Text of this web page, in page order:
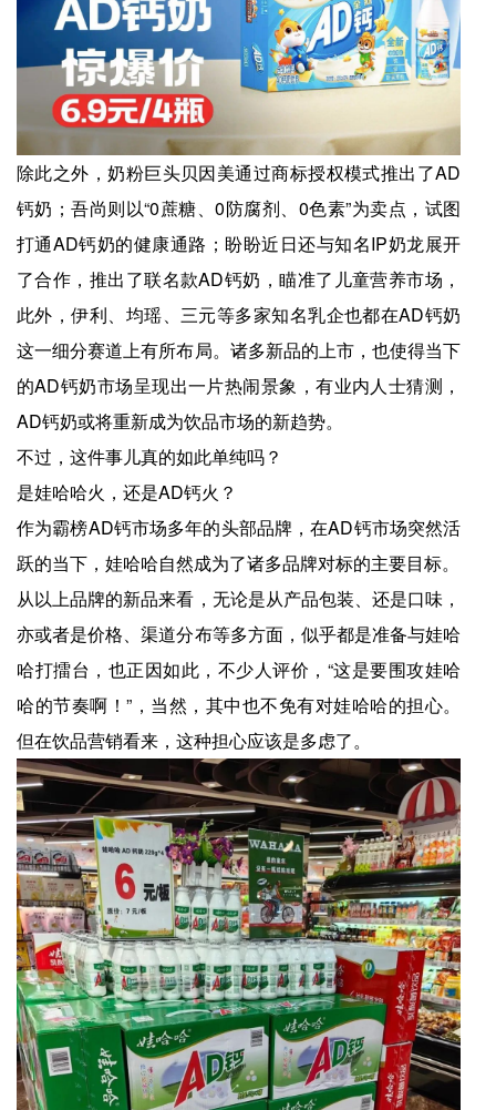
除此之外，奶粉巨头贝因美通过商标授权模式推出了AD
钙奶；吾尚则以“0蔗糖、0防腐剂、0色素”为卖点，试图
打通AD钙奶的健康通路；盼盼近日还与知名IP奶龙展开
了合作，推出了联名款AD钙奶，瞄准了儿童营养市场，
此外，伊利、均瑶、三元等多家知名乳企也都在AD钙奶
这一细分赛道上有所布局。诸多新品的上市，也使得当下
的AD钙奶市场呈现出一片热闹景象，有业内人士猜测，
AD钙奶或将重新成为饮品市场的新趋势。
不过，这件事儿真的如此单纯吗？
是娃哈哈火，还是AD钙火？
作为霸榜AD钙市场多年的头部品牌，在AD钙市场突然活
跃的当下，娃哈哈自然成为了诸多品牌对标的主要目标。
从以上品牌的新品来看，无论是从产品包装、还是口味，
亦或者是价格、渠道分布等多方面，似乎都是准备与娃哈
哈打擂台，也正因如此，不少人评价，“这是要围攻娃哈
哈的节奏啊！”，当然，其中也不免有对娃哈哈的担心。
但在饮品营销看来，这种担心应该是多虑了。